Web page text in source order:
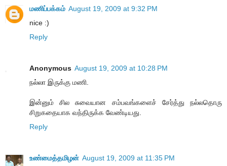
மணிப்பக்கம் August 19, 2009 at 9:32 PM
nice :)
Reply
Anonymous August 19, 2009 at 10:28 PM
நல்லா இருக்கு மணி.
இன்னும் சில சுவையான சம்பவங்களைச் சேர்த்து நல்லதொரு
சிறுகதையாக வந்திருக்க வேண்டியது.
Reply
உண்மைத்தமிழன் August 19, 2009 at 11:35 PM